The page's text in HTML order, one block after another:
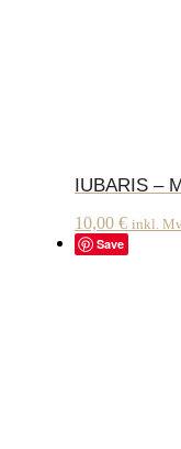
IUBARIS –
10,00 € inkl.
Save